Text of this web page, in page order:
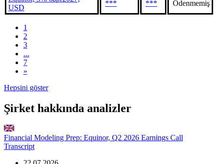
USD
*** *** Ödenmemiş
1
2
3
...
7
»
Hepsini göster
Şirket hakkında analizler
Financial Modeling Prep: Equinor, Q2 2026 Earnings Call
Transcript